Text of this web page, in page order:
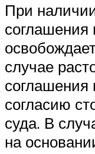
При
соглашения
случае
согласию
суда. В
на